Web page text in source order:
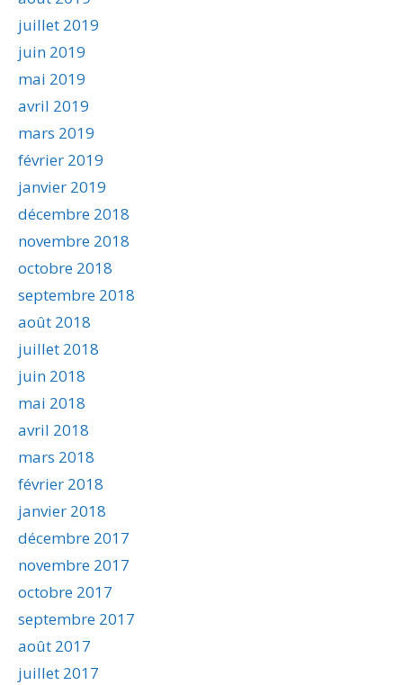
juillet 2019
juin 2019
mai 2019
avril 2019
mars 2019
février 2019
janvier 2019
décembre 2018
novembre 2018
octobre 2018
septembre 2018
août 2018
juillet 2018
juin 2018
mai 2018
avril 2018
mars 2018
février 2018
janvier 2018
décembre 2017
novembre 2017
octobre 2017
septembre 2017
août 2017
juillet 2017